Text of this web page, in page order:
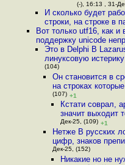
(-), 16:13 , 31-
И сколько будет
строки, на строке в
Вот только utf16, как и
поддержку unicode
Это в Delphi В
линуксовую
(104)
Он становится в
на строках
(107) +1
Кстати соврал,
значит выходит
Дек-25, (109) +1
Нетже В русских
цифр, знаков
Дек-25, (152)
Никакие но не